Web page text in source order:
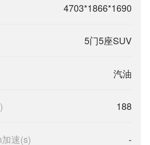
4703*1866*1690
5门5座SUV
汽油
188
速(s) -